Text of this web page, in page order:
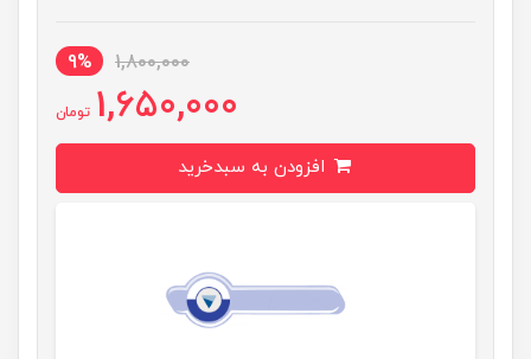
1,800,000
9%
1,650,000 تومان